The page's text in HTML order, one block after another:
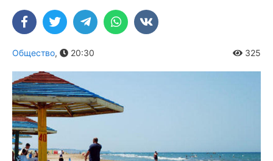
Общество, 20:30 325